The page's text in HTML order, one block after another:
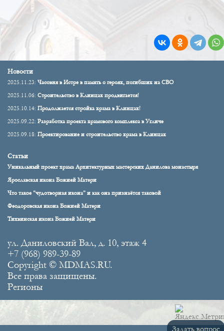
Задать вопрос
Новости
2025.11.23: Часовня в Истре в память о героях, погибших на СВО
2025.11.06: Строительство в Клинцах продвигается!
2025.10.14: Продолжается стройка храма в Клинцах!
2025.09.22: Разработка проекта храмового комплекса в Угличе
2025.09.18: Проектирование и строительство храма в Клинцах
Статьи
Уникальный проект храма Архитектурных мастерских Данилова монастыря
Ярославская икона Божией Матери
Что такое "чудотворная икона" и как она признаётся таковой
Феодоровская икона Божией Матери
Тихвинская икона Божией Матери
ул. Даниловский Вал, д. 10, этаж 4
+7 (968) 989-39-89
Copyright © MDMAS.RU.
Все права защищены.
Регионы